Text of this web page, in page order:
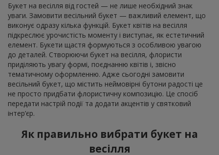
Букет на весілля від гостей — не лише необхідний знак
уваги. Замовити весільний букет — важливий елемент, що
виконує одразу кілька функцій. Букет квітів на весілля
підкреслює урочистість моменту і виступає, як естетичний
елемент. Букети щастя формуються з особливою увагою
до деталей. Створюючи букет на весілля, флористи
приділяють увагу формі, поєднанню квітів і, звісно
тематичному оформленню. Адже сьогодні замовити
весільний букет, що містить неймовірні бутони радості це
не просто придбати флористичну композицію. Це спосіб
передати настрій події та додати акцентів у святковий
інтер’єр.
Як правильно вибрати букет на
весілля